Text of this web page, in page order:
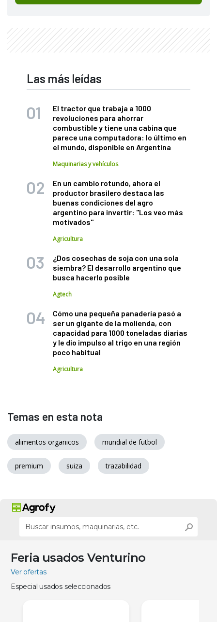
Las más leídas
El tractor que trabaja a 1000
revoluciones para ahorrar
combustible y tiene una cabina que
parece una computadora: lo último en
el mundo, disponible en Argentina
Maquinarias y vehículos
En un cambio rotundo, ahora el
productor brasilero destaca las
buenas condiciones del agro
argentino para invertir: "Los veo más
motivados"
Agricultura
¿Dos cosechas de soja con una sola
siembra? El desarrollo argentino que
busca hacerlo posible
Agtech
Cómo una pequeña panadería pasó a
ser un gigante de la molienda, con
capacidad para 1000 toneladas diarias
y le dio impulso al trigo en una región
poco habitual
Agricultura
Temas en esta nota
alimentos organicos mundial de futbol
premium suiza trazabilidad
Feria usados Venturino
Ver ofertas
Especial usados seleccionados